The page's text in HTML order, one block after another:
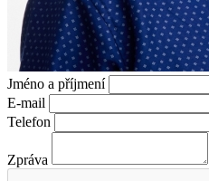
Jméno a příjmení
E-mail
Telefon
Zpráva